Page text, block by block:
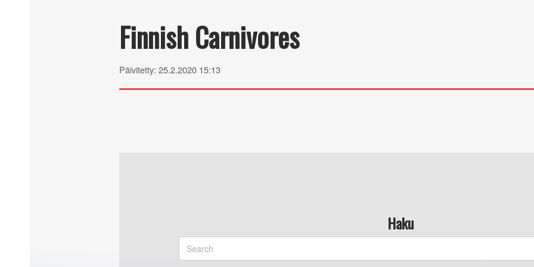
Finnish Carnivores
Päivitetty: 25.2.2020 15:13
Haku
Search
for: